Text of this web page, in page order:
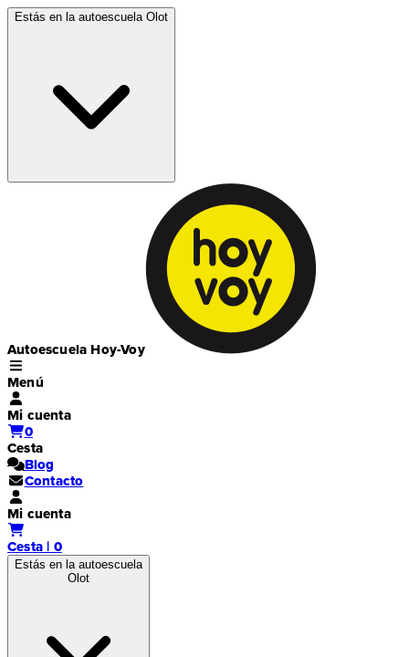
Estás en la autoescuela Olot
Autoescuela Hoy-Voy
Menú
Mi cuenta
0
Cesta
Blog
Contacto
Mi cuenta
Cesta | 0
Estás en la autoescuela
Olot